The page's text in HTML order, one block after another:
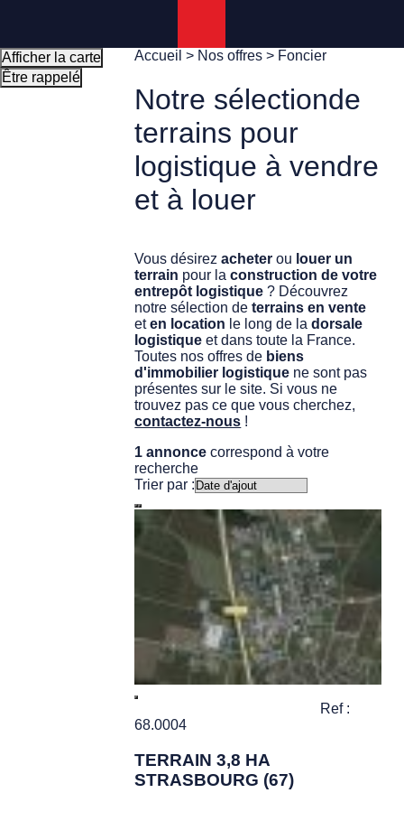
Afficher la carte
Être rappelé
Accueil > Nos offres > Foncier
Notre sélectionde
terrains pour
logistique à vendre
et à louer
Vous désirezacheter ou louer un
terrain pour laconstruction de votre
entrepôt logistique ? Découvrez
notre sélection deterrains en vente
eten location le long de ladorsale
logistique et dans toute la France.
Toutes nos offres de biens
d'immobilier logistique ne sont pas
présentes sur le site. Si vous ne
trouvez pas ce que vous cherchez,
contactez-nous !
1 annonce correspond à votre
recherche
Trier par :
Ref :
68.0004
TERRAIN 3,8 HA
STRASBOURG (67)